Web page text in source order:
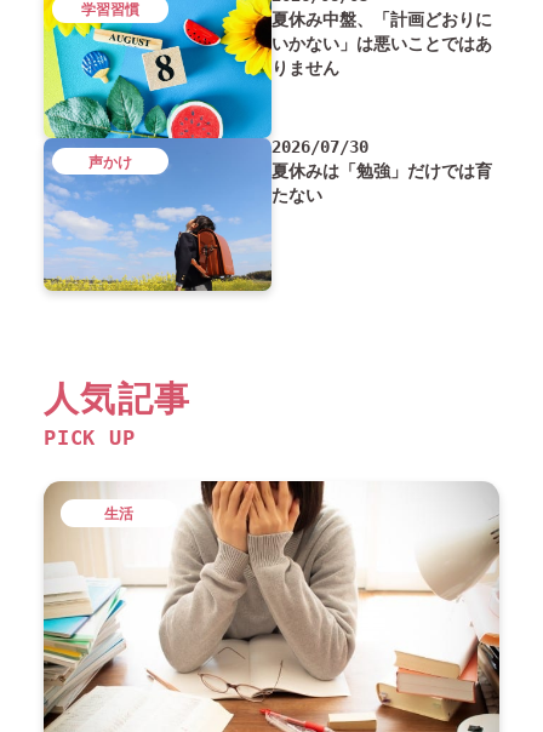
夏休み中盤、「計画どおりに
いかない」は悪いことではあ
りません
学習習慣
2026/07/30
夏休みは「勉強」だけでは育
たない
声かけ
人気記事
PICK UP
生活